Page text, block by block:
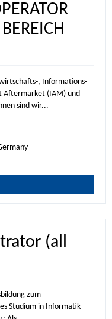
, Informations-
Aftermarket (IAM) und
sind wir...
(all
zum
Studium in Informatik